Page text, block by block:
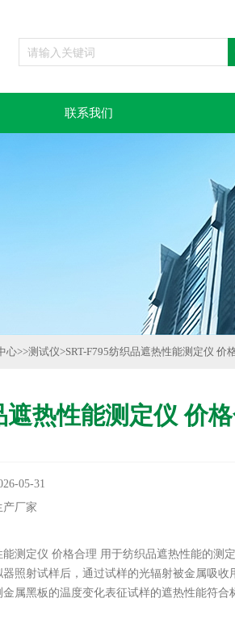
联系我们
心>>测试仪>SRT-F795纺织品遮热性能测定仪 价
遮热性能测定仪 价
05-31
产厂家
测定仪 价格合理 用于纺织品遮热性能的测
器照射试样后，通过试样的光辐射被金属吸收
金属黑板的温度变化表征试样的遮热性能符合